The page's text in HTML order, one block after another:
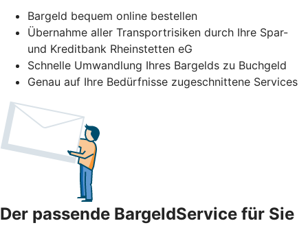
Bargeld bequem online bestellen
Übernahme aller Transportrisiken durch Ihre Spar-
und Kreditbank Rheinstetten eG
Schnelle Umwandlung Ihres Bargelds zu Buchgeld
Genau auf Ihre Bedürfnisse zugeschnittene Services
Der passende BargeldService für Sie